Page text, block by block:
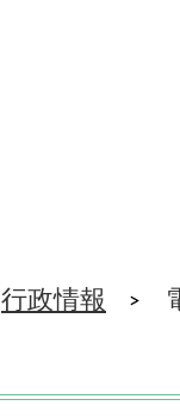
行政情報